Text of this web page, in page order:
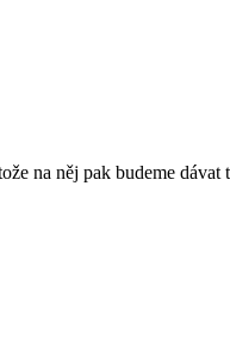
na něj pak budeme dávat